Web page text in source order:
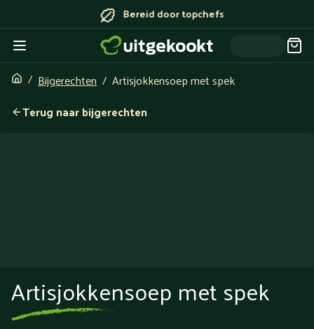
Bereid door topchefs
Bijgerechten
Artisjokkensoep met spek
Terug naar bijgerechten
Artisjokkensoep met spek